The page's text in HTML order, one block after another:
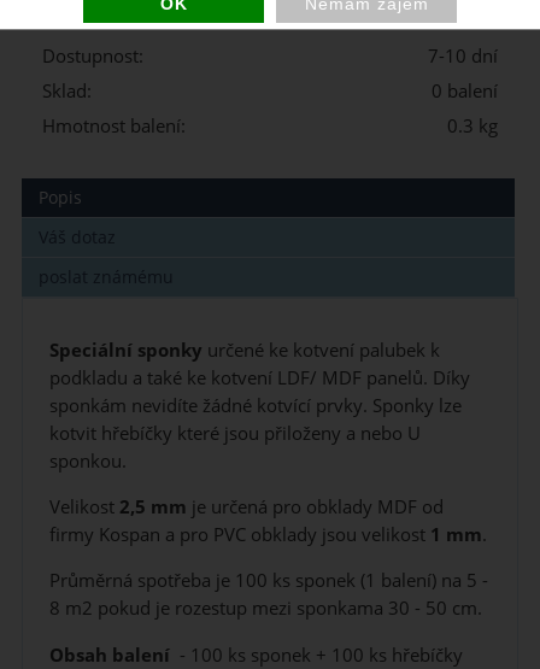
DPH:
Dostupnost:
7-10 dní
Sklad:
0 balení
Hmotnost balení:
0.3 kg
Popis
Váš dotaz
poslat známému
Speciální sponky určené ke kotvení palubek k
podkladu a také ke kotvení LDF/ MDF panelů. Díky
sponkám nevidíte žádné kotvící prvky. Sponky lze
kotvit hřebíčky které jsou přiloženy a nebo U
sponkou.
Velikost 2,5 mm je určená pro obklady MDF od
firmy Kospan a pro PVC obklady jsou velikost 1 mm.
Průměrná spotřeba je 100 ks sponek (1 balení) na 5 -
8 m2 pokud je rozestup mezi sponkama 30 - 50 cm.
Obsah balení- 100 ks sponek + 100 ks hřebíčky